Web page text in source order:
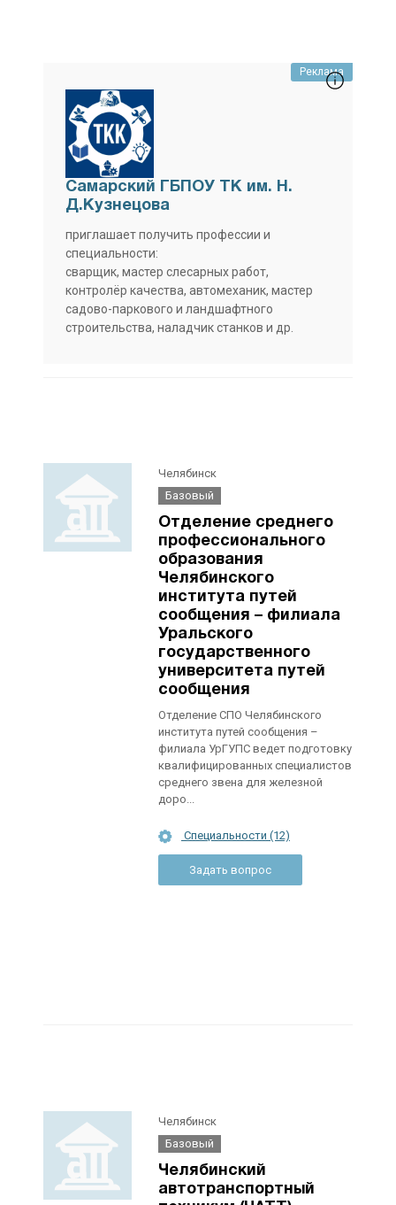
Реклама
Самарский ГБПОУ ТК им. Н.
Д.Кузнецова
приглашает получить профессии и
специальности:
сварщик, мастер слесарных работ,
контролёр качества, автомеханик, мастер
садово-паркового и ландшафтного
строительства, наладчик станков и др.
Челябинск
Базовый
Отделение среднего
профессионального
образования
Челябинского
института путей
сообщения – филиала
Уральского
государственного
университета путей
сообщения
Отделение СПО Челябинского
института путей сообщения –
филиала УрГУПС ведет подготовку
квалифицированных специалистов
среднего звена для железной
доро...
Специальности (12)
Задать вопрос
Челябинск
Базовый
Челябинский
автотранспортный